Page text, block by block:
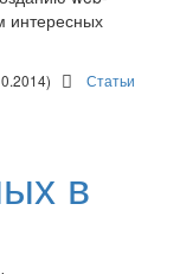
интересных
Статьи
в